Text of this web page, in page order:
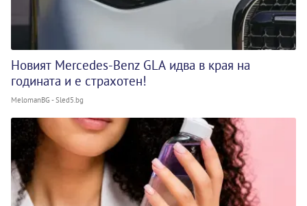
Новият Mercedes-Benz GLA идва в края на
годината и е страхотен!
MelomanBG - Sled5.bg